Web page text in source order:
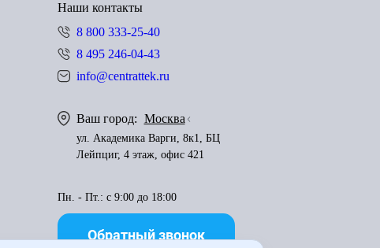
Наши контакты
8 800 333-25-40
8 495 246-04-43
info@centrattek.ru
Ваш город: Москва
ул. Академика Варги, 8к1, БЦ
Лейпциг, 4 этаж, офис 421
Пн. - Пт.: с 9:00 до 18:00
Обратный звонок